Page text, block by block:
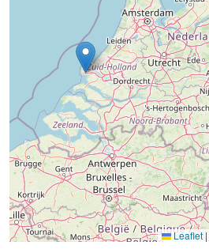
Leaflet|